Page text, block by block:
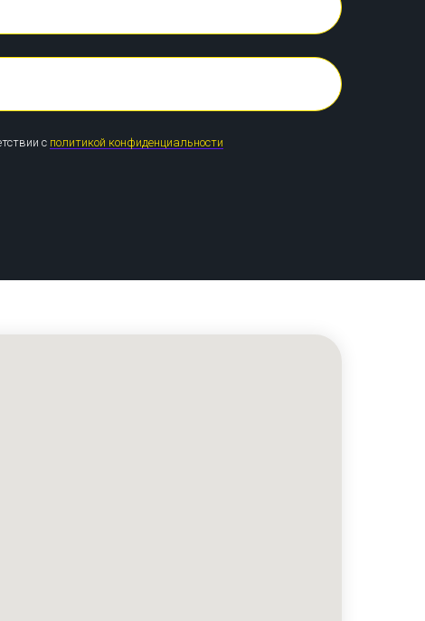
с политикой конфиденциальности